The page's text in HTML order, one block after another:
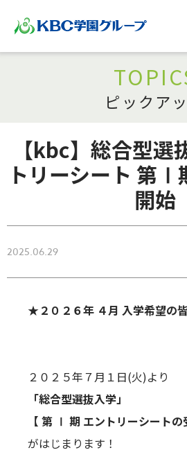
ピックア
【kbc】総合型選
トリーシート 第Ⅰ
開始
2025.06.29
★２０２６年 ４月 入学希望の
２０２５年７月１日(火)より
「総合型選抜入学」
【 第 Ⅰ 期 エントリーシートの
がはじまります！